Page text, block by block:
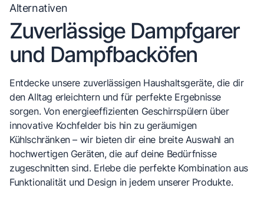
Alternativen
Zuverlässige Dampfgarer
und Dampfbacköfen
Entdecke unsere zuverlässigen Haushaltsgeräte, die dir
den Alltag erleichtern und für perfekte Ergebnisse
sorgen. Von energieeffizienten Geschirrspülern über
innovative Kochfelder bis hin zu geräumigen
Kühlschränken – wir bieten dir eine breite Auswahl an
hochwertigen Geräten, die auf deine Bedürfnisse
zugeschnitten sind. Erlebe die perfekte Kombination aus
Funktionalität und Design in jedem unserer Produkte.